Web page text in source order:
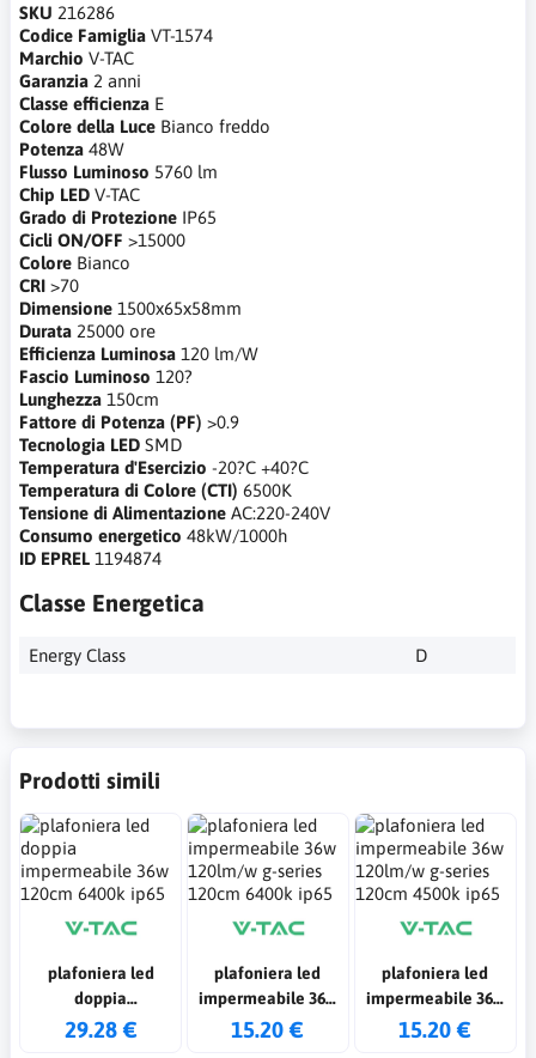
SKU 216286
Codice Famiglia VT-1574
Marchio V-TAC
Garanzia 2 anni
Classe efficienza E
Colore della Luce Bianco freddo
Potenza 48W
Flusso Luminoso 5760 lm
Chip LED V-TAC
Grado di Protezione IP65
Cicli ON/OFF >15000
Colore Bianco
CRI >70
Dimensione 1500x65x58mm
Durata 25000 ore
Efficienza Luminosa 120 lm/W
Fascio Luminoso 120?
Lunghezza 150cm
Fattore di Potenza (PF) >0.9
Tecnologia LED SMD
Temperatura d'Esercizio -20?C +40?C
Temperatura di Colore (CTI) 6500K
Tensione di Alimentazione AC:220-240V
Consumo energetico 48kW/1000h
ID EPREL 1194874
Classe Energetica
Energy Class D
Prodotti simili
plafoniera led
doppia
impermeabile 36w
29.28 €
plafoniera led
impermeabile 36w
120lm/w g-series
15.20 €
plafoniera led
impermeabile 36w
120lm/w g-series
15.20 €